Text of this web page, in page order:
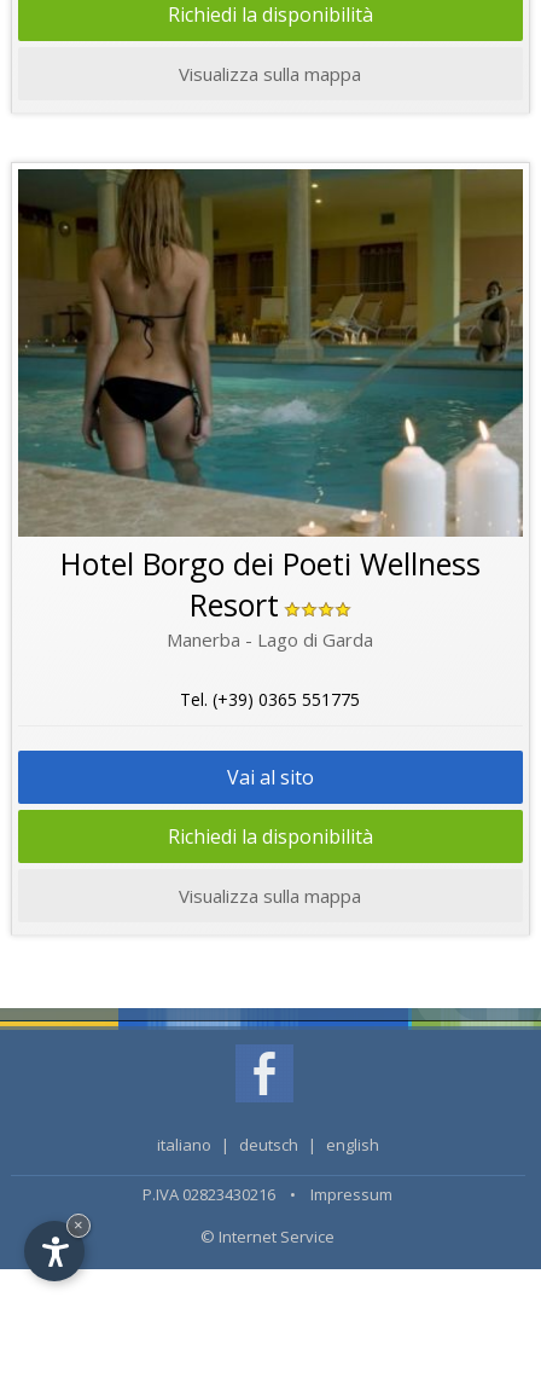
Richiedi la disponibilità
Visualizza sulla mappa
Hotel Borgo dei Poeti Wellness
Resort
Manerba - Lago di Garda
Tel. (+39) 0365 551775
Vai al sito
Richiedi la disponibilità
Visualizza sulla mappa
italiano | deutsch | english
P.IVA 02823430216 • Impressum
© Internet Service
×